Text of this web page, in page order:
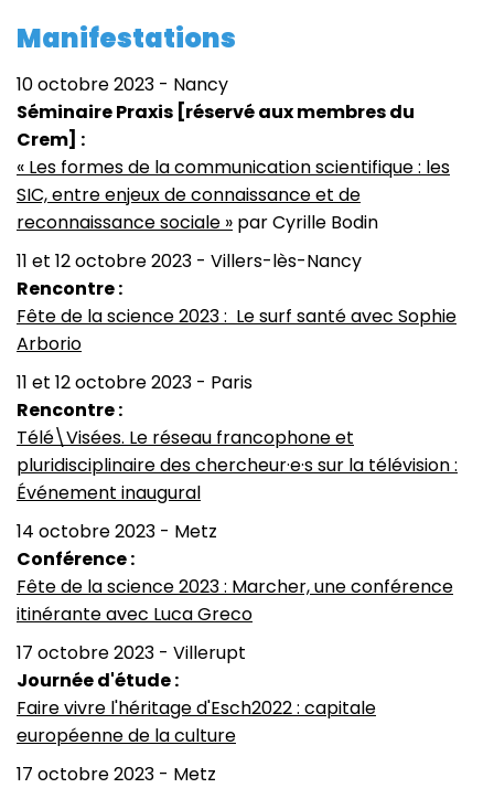
Manifestations
10 octobre 2023 - Nancy
Séminaire Praxis [réservé aux membres du
Crem] :
« Les formes de la communication scientifique : les
SIC, entre enjeux de connaissance et de
reconnaissance sociale » par Cyrille Bodin
11 et 12 octobre 2023 - Villers-lès-Nancy
Rencontre :
Fête de la science 2023 : Le surf santé avec Sophie
Arborio
11 et 12 octobre 2023 - Paris
Rencontre :
Télé\Visées. Le réseau francophone et
pluridisciplinaire des chercheur·e·s sur la télévision :
Événement inaugural
14 octobre 2023 - Metz
Conférence :
Fête de la science 2023 : Marcher, une conférence
itinérante avec Luca Greco
17 octobre 2023 - Villerupt
Journée d'étude :
Faire vivre l'héritage d'Esch2022 : capitale
européenne de la culture
17 octobre 2023 - Metz